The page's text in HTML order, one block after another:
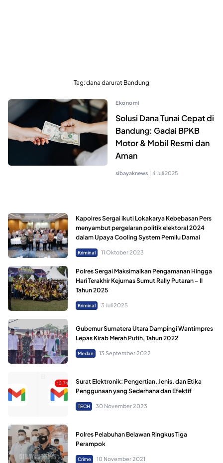
Tag:dana darurat Bandung
Ekonomi
Solusi Dana Tunai Cepat di
Bandung: Gadai BPKB
Motor & Mobil Resmi dan
Aman
sibayaknews | 4 Juli 2025
Kapolres Sergai ikuti Lokakarya Kebebasan Pers
menyambut pergelaran politik elektoral 2024
dalam Upaya Cooling System Pemilu Damai
Kriminal 11 Oktober 2023
Polres Sergai Maksimalkan Pengamanan Hingga
Hari Terakhir Kejurnas Sumut Rally Putaran – II
Tahun 2025
Kriminal 3 Juli 2025
Gubernur Sumatera Utara Dampingi Wantimpres
Lepas Kirab Merah Putih, Tahun 2022
Medan 13 September 2022
Surat Elektronik: Pengertian, Jenis, dan Etika
Penggunaan yang Sederhana dan Efektif
TECH 30 November 2023
Polres Pelabuhan Belawan Ringkus Tiga
Perampok
Crime 10 November 2021